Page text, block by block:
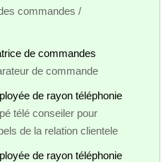
commandes /
de commandes
de commande
de rayon téléphonie
télé conseiler pour
de la relation clientele
de rayon téléphonie